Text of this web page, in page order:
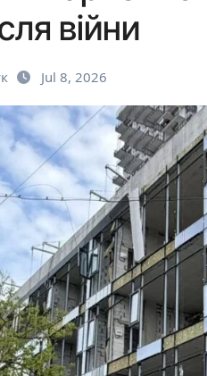
війни
Jul 8, 2026